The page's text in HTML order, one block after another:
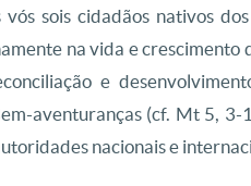
vós sois cidadãos nativos
na vida e crescimento
e
aventuranças (cf. Mt 5,
nacionais e